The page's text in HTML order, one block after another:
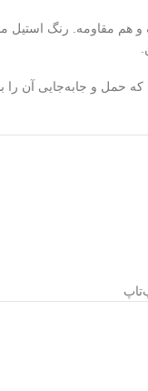
مقاومه. رنگ استیل
حمل و جابه‌جایی آن را